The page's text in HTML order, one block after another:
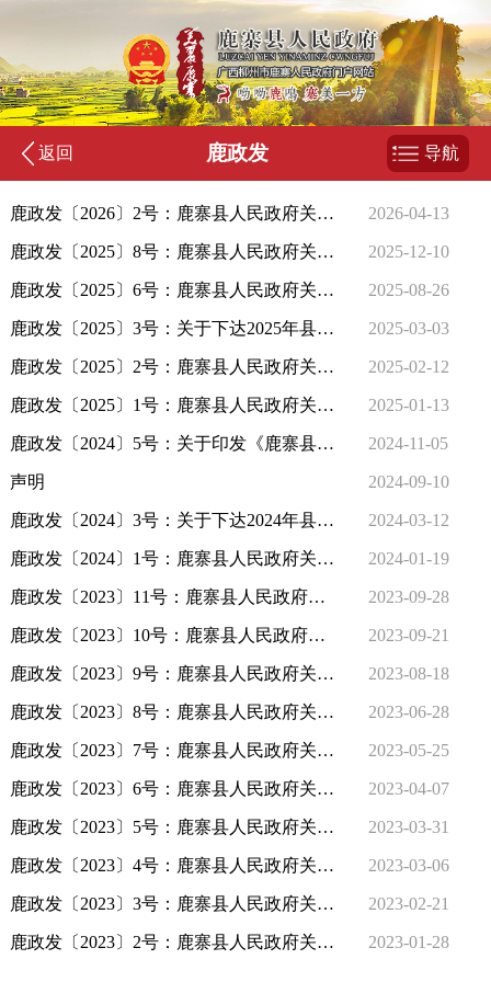
返回 鹿政发 导航
鹿政发〔2026〕2号：鹿寨县人民政府关于调整县人民政府领导工作分工的通知 2026-04-13
鹿政发〔2025〕8号：鹿寨县人民政府关于做好我县第四次全国农业普查的通知 2025-12-10
鹿政发〔2025〕6号：鹿寨县人民政府关于公布鹿寨县第七批县级非物质文化遗产代表性项目名录的通知 2025-08-26
鹿政发〔2025〕3号：关于下达2025年县级为民办实事工作任务的通知 2025-03-03
鹿政发〔2025〕2号：鹿寨县人民政府关于调整县人民政府领导工作分工的通知 2025-02-12
鹿政发〔2025〕1号：鹿寨县人民政府关于调整县人民政府领导工作分工的通知 2025-01-13
鹿政发〔2024〕5号：关于印发《鹿寨县国土空间总体规划（2021-2035年）》的通知 2024-11-05
声明 2024-09-10
鹿政发〔2024〕3号：关于下达2024年县级为民办实事工作任务的通知 2024-03-12
鹿政发〔2024〕1号：鹿寨县人民政府关于公布第六批县级非物质文化遗产名录的通知 2024-01-19
鹿政发〔2023〕11号：鹿寨县人民政府关于印发鹿寨县“十四五”节能减排综合实施方案的通知 2023-09-28
鹿政发〔2023〕10号：鹿寨县人民政府关于调整县人民政府领导工作分工的通知 2023-09-21
鹿政发〔2023〕9号：鹿寨县人民政府关于调整县人民政府领导工作分工的通知 2023-08-18
鹿政发〔2023〕8号：鹿寨县人民政府关于公布第五批县级非物质文化遗产名录的通知 2023-06-28
鹿政发〔2023〕7号：鹿寨县人民政府关于印发《鹿寨县工业和信息化“十四五”发展规划》的通知 2023-05-25
鹿政发〔2023〕6号：鹿寨县人民政府关于做好全县第五次全国经济普查的通知 2023-04-07
鹿政发〔2023〕5号：鹿寨县人民政府关于公布县人民政府部门权责清单（2023年版）和各乡镇人民政府权责清单（2023年版）的通知 2023-03-31
鹿政发〔2023〕4号：鹿寨县人民政府关于印发《鹿寨县全民科学素质行动规划纲要（2021-2035年）》的通知 2023-03-06
鹿政发〔2023〕3号：鹿寨县人民政府关于下达2023年县级为民办实事工作任务的通知 2023-02-21
鹿政发〔2023〕2号：鹿寨县人民政府关于印发《鹿寨县人民政府议事规则》的通知 2023-01-28